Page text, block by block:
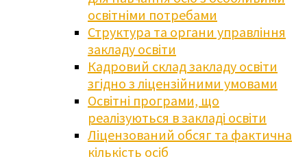
освітніми потребами
Структура та органи управління
закладу освіти
Кадровий склад закладу освіти
згідно з ліцензійними умовами
Освітні програми, що
реалізуються в закладі освіти
Ліцензований обсяг та фактична
кількість осіб